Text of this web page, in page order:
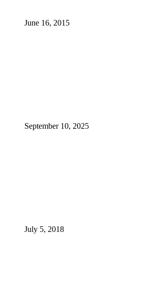
June 16, 2015
September 10, 2025
July 5, 2018